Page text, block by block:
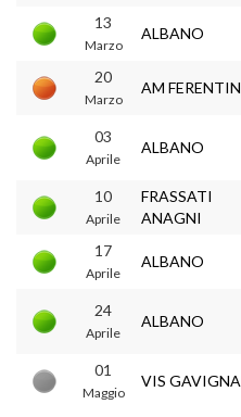
13
Marzo
ALBANO
20
Marzo
AM
03
Aprile
ALBANO
10
Aprile
FRASSATI
ANAGNI
17
Aprile
ALBANO
24
Aprile
ALBANO
01
Maggio
VIS